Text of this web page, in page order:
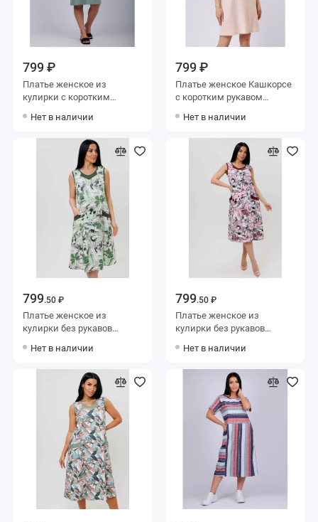
799 ₽
Платье женское из
кулирки с коротким
Нет в наличии
799 ₽
Платье женское Кашкорсе
с коротким рукавом
Нет в наличии
799.50 ₽
Платье женское из
кулирки без рукавов
Kuzina
Нет в наличии
799.50 ₽
Платье женское из
кулирки без рукавов
Kuzina
Нет в наличии